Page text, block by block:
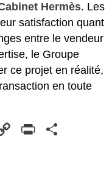
Hermès. Les
satisfaction quant
entre le vendeur
le Groupe
ce projet en réalité,
en toute
Copy